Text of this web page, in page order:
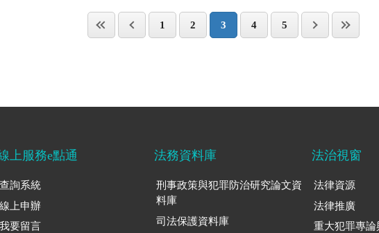
1 2 3 4 5
上服務e點通
查詢系統
線上申辦
我要留言
法務資料庫
刑事政策與犯罪防治研究論文資
料庫
司法保護資料庫
法治視窗
法律資源
法律推廣
重大犯罪專論